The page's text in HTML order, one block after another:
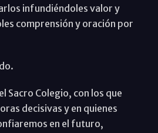
infundiéndoles valor y
comprensión y oración por
Sacro Colegio, con los que
decisivas y en quienes
en el futuro,